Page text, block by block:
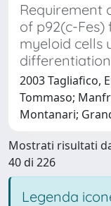
Requirement
of p92(c-
myeloid cells
differentiation
2003 Tagliafico,
Tommaso;
Montanari;
Mostrati risultati
40 di 226
Legenda